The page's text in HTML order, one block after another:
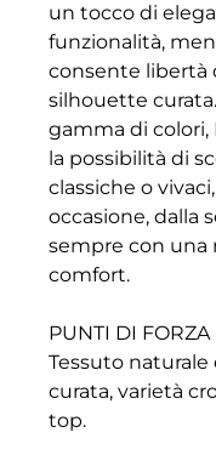
un tocco di
funzionalità,
consente libertà
silhouette
gamma di colori,
la possibilità di
classiche o
occasione, dalla
sempre con una
comfort.
PUNTI DI FORZA
Tessuto naturale
curata, varietà
top.